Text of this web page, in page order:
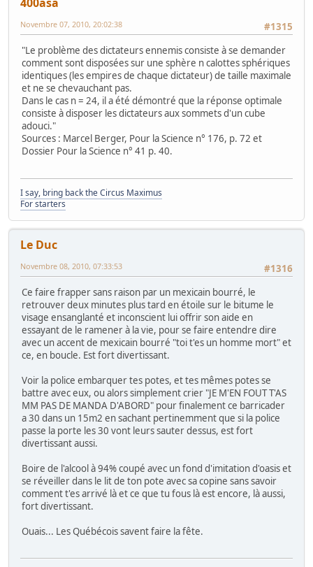
#1315
Novembre 07, 2010, 20:02:38
"Le problème des dictateurs ennemis consiste à se demander
comment sont disposées sur une sphère n calottes sphériques
identiques (les empires de chaque dictateur) de taille maximale
et ne se chevauchant pas.
Dans le cas n = 24, il a été démontré que la réponse optimale
consiste à disposer les dictateurs aux sommets d'un cube
adouci."
Sources : Marcel Berger, Pour la Science n° 176, p. 72 et
Dossier Pour la Science n° 41 p. 40.
I say, bring back the Circus Maximus
For starters
Le Duc
#1316
Novembre 08, 2010, 07:33:53
Ce faire frapper sans raison par un mexicain bourré, le
retrouver deux minutes plus tard en étoile sur le bitume le
visage ensanglanté et inconscient lui offrir son aide en
essayant de le ramener à la vie, pour se faire entendre dire
avec un accent de mexicain bourré "toi t'es un homme mort" et
ce, en boucle. Est fort divertissant.
Voir la police embarquer tes potes, et tes mêmes potes se
battre avec eux, ou alors simplement crier "JE M'EN FOUT T'AS
MM PAS DE MANDA D'ABORD" pour finalement ce barricader
a 30 dans un 15m2 en sachant pertinemment que si la police
passe la porte les 30 vont leurs sauter dessus, est fort
divertissant aussi.
Boire de l'alcool à 94% coupé avec un fond d'imitation d'oasis et
se réveiller dans le lit de ton pote avec sa copine sans savoir
comment t'es arrivé là et ce que tu fous là est encore, là aussi,
fort divertissant.
Ouais... Les Québécois savent faire la fête.